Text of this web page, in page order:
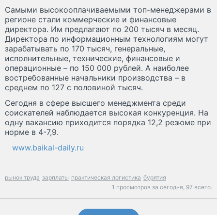
Самыми высокооплачиваемыми топ-менеджерами в
регионе стали коммерческие и финансовые
директора. Им предлагают по 200 тысяч в месяц.
Директора по информационным технологиям могут
зарабатывать по 170 тысяч, генеральные,
исполнительные, технические, финансовые и
операционные – по 150 000 рублей. А наиболее
востребованные начальники производства – в
среднем по 127 с половиной тысяч.
Сегодня в сфере высшего менеджмента среди
соискателей наблюдается высокая конкуренция. На
одну вакансию приходится порядка 12,2 резюме при
норме в 4-7,9.
www.baikal-daily.ru
рынок труда зарплаты практическая логистика бурятия
1 просмотров за сегодня, 97 всего.